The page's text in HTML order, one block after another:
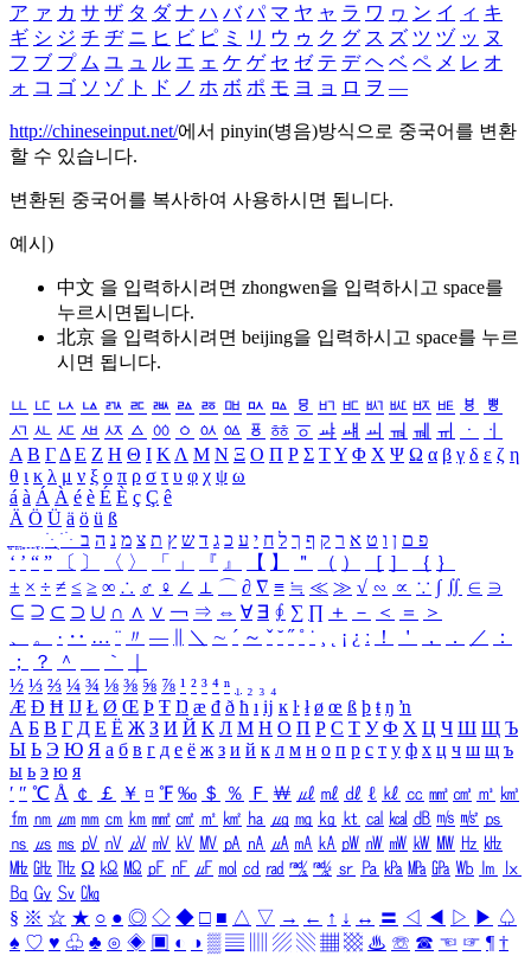
ア ァ カ サ ザ タ ダ ナ ハ バ パ マ ヤ ャ ラ ワ ヮ ン イ ィ キ
ギ シ ジ チ ヂ ニ ヒ ビ ピ ミ リ ウ ゥ ク グ ス ズ ツ ヅ ッ ヌ
フ ブ プ ム ユ ュ ル エ ェ ケ ゲ セ ゼ テ デ ヘ ベ ペ メ レ オ
ォ コ ゴ ソ ゾ ト ド ノ ホ ボ ポ モ ヨ ョ ロ ヲ ―
http://chineseinput.net/에서 pinyin(병음)방식으로 중국어를 변환
할 수 있습니다.
변환된 중국어를 복사하여 사용하시면 됩니다.
예시)
中文 을 입력하시려면 zhongwen을 입력하시고 space를
누르시면됩니다.
北京 을 입력하시려면 beijing을 입력하시고 space를 누르
시면 됩니다.
ㅥ ㅦ ㅧ ㅨ ㅩ ㅪ ㅫ ㅬ ㅭ ㅮ ㅯ ㅰ ㅱ ㅲ ㅳ ㅴ ㅵ ㅶ ㅷ ㅸ
ㅹ
ㅺ ㅻ ㅼ ㅽ ㅾ ㅿ ㆀ ㆁ ㆂ ㆃ ㆄ ㆅ ㆆ ㆇ ㆈ ㆉ ㆊ ㆋ ㆌ ㆍ
ㆎ
Α Β ΓΔ Ε Ζ Η Θ Ι ΚΛ Μ Ν Ξ Ο Π Ρ Σ ΤΥ Φ Χ Ψ Ω α β γ δ ε ζ η
θ ι κ λ μ ν ξ ο π ρ σ τ υ φ χ ψ ω
á à Á À é è É È ç Ç ê
Ä Ö Ü ä ö ü ß
ִֶֹ ֻּ ׁׂ פ ם ן ו ט א ר ק ף ך ל ח י ע כ ג ד ש ץ ת צ מ נ ה ב
‘ ’ “ ” 〔 〕 〈 〉 「 」 『 』 【 】 ＂ （ ） ［ ］ ｛ ｝
± × ÷ ≠ ≤ ≥ ∞ ∴ ♂ ♀ ∠ ⊥ ⌒ ∂ ∇ ≡ ≒ ≪ ≫ √ ∽ ∝ ∵ ∫ ∬ ∈ ∋
⊆ ⊇ ⊂ ⊃ ∪ ∩ ∧ ∨ ￢ ⇒ ⇔ ∀ ∃ ∮ ∑ ∏ ＋ － ＜ ＝
＞
、
。 · ‥ … ¨ 〃 ― ＼ ∼ ´ ～ ˇ ˘ ˝ ˚ ˙ ¸ ¡ ¿ ː ！ ＇ ， ． ／
：
；
？ ＾ ｀
½ ⅓ ⅔ ¼ ¾ ⅛ ⅜ ⅝ ⅞ ¹ ² ³ ⁴ ⁿ ₁ ₂ ₃ ₄
Æ Ð Ħ Ĳ Ł Ø Œ Þ Ŧ Ŋ æ đ ð ħ ı ĳ ĸ ŀ ł ø œ ß þ ŧ ŋ ŉ
А Б В Г Д Е Ё Ж З И Й К Л М Н О П Р С Т У Ф Х Ц Ч Ш Щ Ъ
Ы Ь Э Ю Я а б в г д е ё ж з и й к л м н о п р с т у ф х ц ч ш щ ъ
ы ь э ю я
′ ″ ℃ Å ￠ ￡ ￥ ¤ ℉ ‰ ＄ ％ Ｆ ￦ ㎕ ㎖ ㎗ ℓ ㎘ ㏄ ㎣ ㎤ ㎥ ㎦
㎙ ㎚ ㎛ ㎜ ㎝ ㎞ ㎟ ㎠ ㎡ ㎢ ㏊ ㎍ ㎎ ㎏ ㏏ ㎈ ㎉ ㏈ ㎧ ㎨ ㎰
㎱ ㎲ ㎳ ㎴ ㎵ ㎶ ㎷ ㎸ ㎹ ㎀ ㎁ ㎂ ㎃ ㎄ ㎺ ㎻ ㎽ ㎾ ㎿ ㎐ ㎑
㎒ ㎓ ㎔ Ω ㏀ ㏁ ㎊ ㎋ ㎌ ㏖ ㏅ ㎭ ㎮ ㎯ ㏛ ㎩ ㎪ ㎫ ㎬ ㏝ ㏐
㏓
㏃ ㏉ ㏜ ㏆
§ ※ ☆ ★ ○ ● ◎ ◇ ◆ □ ■ △ ▽ → ← ↑ ↓ ↔ 〓 ◁ ◀ ▷ ▶ ♤
♠ ♡ ♥ ♧ ♣ ⊙ ◈ ▣ ◐ ◑ ▒ ▤ ▨ ▧ ▦ ▩ ♨ ☏ ☎ ☜ ☞ ¶ †